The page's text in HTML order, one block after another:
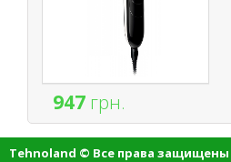
947 грн.
Tehnoland © Все права защищены